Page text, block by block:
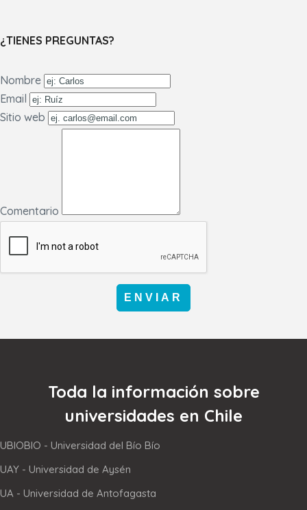
¿TIENES PREGUNTAS?
Nombre
Email
Sitio web
Comentario
ENVIAR
Toda la información sobre
universidades en Chile
UBIOBIO - Universidad del Bío Bío
UAY - Universidad de Aysén
UA - Universidad de Antofagasta